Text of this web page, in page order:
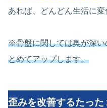
あれば、どんどん生活に変
※骨盤に関しては奥が深い
とめてアップします。
歪みを改善するたっ